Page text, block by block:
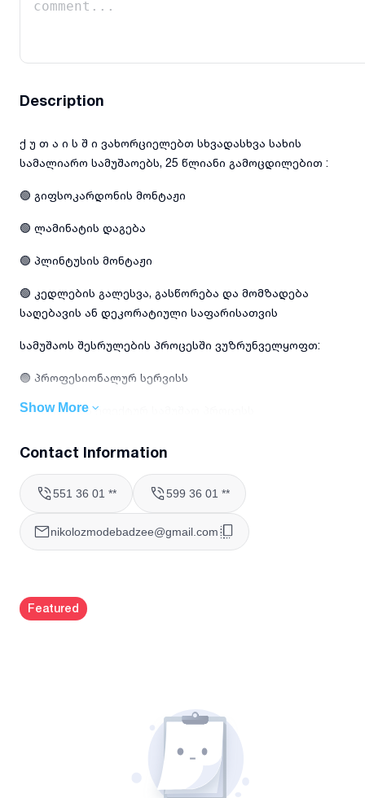
Description
ქ უ თ ა ი ს შ ი ვახორციელებთ სხვადასხვა სახის
სამალიარო სამუშაოებს, 25 წლიანი გამოცდილებით :
🟢 გიფსოკარდონის მონტაჟი
🟢 ლამინატის დაგება
🟢 პლინტუსის მონტაჟი
🟢 კედლების გალესვა, გასწორება და მომზადება
საღებავის ან დეკორატიული საფარისათვის
სამუშაოს შესრულების პროცესში ვუზრუნველყოფთ:
🟢 პროფესიონალურ სერვისს
🟢 სწრაფ და ეფექტურ სამუშაო პროცესს
🟢 კონსულტაციას მასალებისა და დიზაინის საკითხებზე.
ჩვენი გუნდი უზრუნველყოფს ხარისხიან და
პროფესიონალურ შედეგს.
Show More
Contact Information
551 36 01 ** 599 36 01 **
nikolozmodebadzee@gmail.com
Featured